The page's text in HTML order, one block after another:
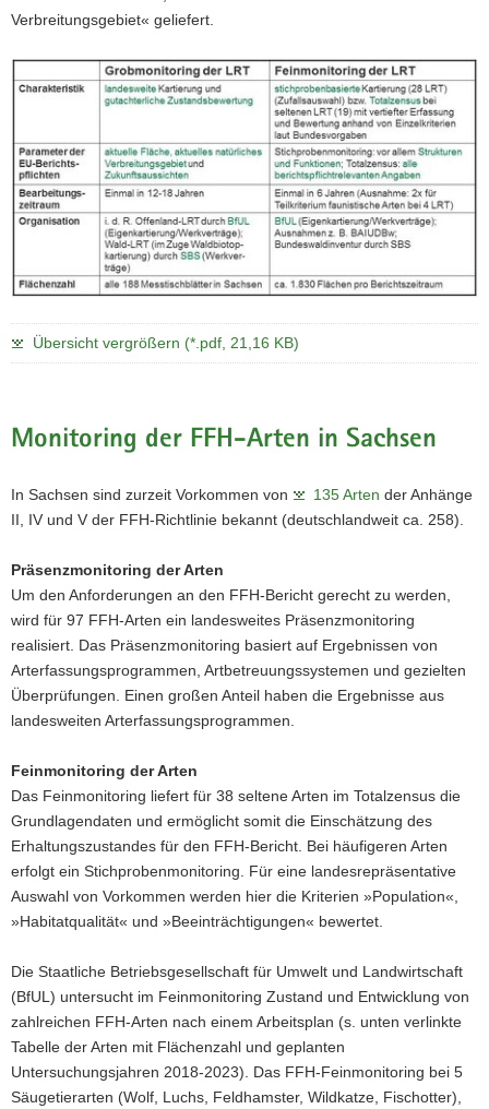
Verbreitungsgebiet« geliefert.
Übersicht vergrößern (*.pdf, 21,16 KB)
Monitoring der FFH-Arten in Sachsen
In Sachsen sind zurzeit Vorkommen von 135 Arten der Anhänge
II, IV und V der FFH-Richtlinie bekannt (deutschlandweit ca. 258).
Präsenzmonitoring der Arten
Um den Anforderungen an den FFH-Bericht gerecht zu werden,
wird für 97 FFH-Arten ein landesweites Präsenzmonitoring
realisiert. Das Präsenzmonitoring basiert auf Ergebnissen von
Arterfassungsprogrammen, Artbetreuungssystemen und gezielten
Überprüfungen. Einen großen Anteil haben die Ergebnisse aus
landesweiten Arterfassungsprogrammen.
Feinmonitoring der Arten
Das Feinmonitoring liefert für 38 seltene Arten im Totalzensus die
Grundlagendaten und ermöglicht somit die Einschätzung des
Erhaltungszustandes für den FFH-Bericht. Bei häufigeren Arten
erfolgt ein Stichprobenmonitoring. Für eine landesrepräsentative
Auswahl von Vorkommen werden hier die Kriterien »Population«,
»Habitatqualität« und »Beeinträchtigungen« bewertet.
Die Staatliche Betriebsgesellschaft für Umwelt und Landwirtschaft
(BfUL) untersucht im Feinmonitoring Zustand und Entwicklung von
zahlreichen FFH-Arten nach einem Arbeitsplan (s. unten verlinkte
Tabelle der Arten mit Flächenzahl und geplanten
Untersuchungsjahren 2018-2023). Das FFH-Feinmonitoring bei 5
Säugetierarten (Wolf, Luchs, Feldhamster, Wildkatze, Fischotter),